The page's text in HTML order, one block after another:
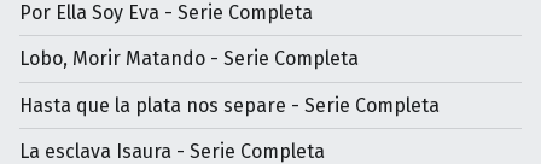
Por Ella Soy Eva - Serie Completa
Lobo, Morir Matando - Serie Completa
Hasta que la plata nos separe - Serie Completa
La esclava Isaura - Serie Completa